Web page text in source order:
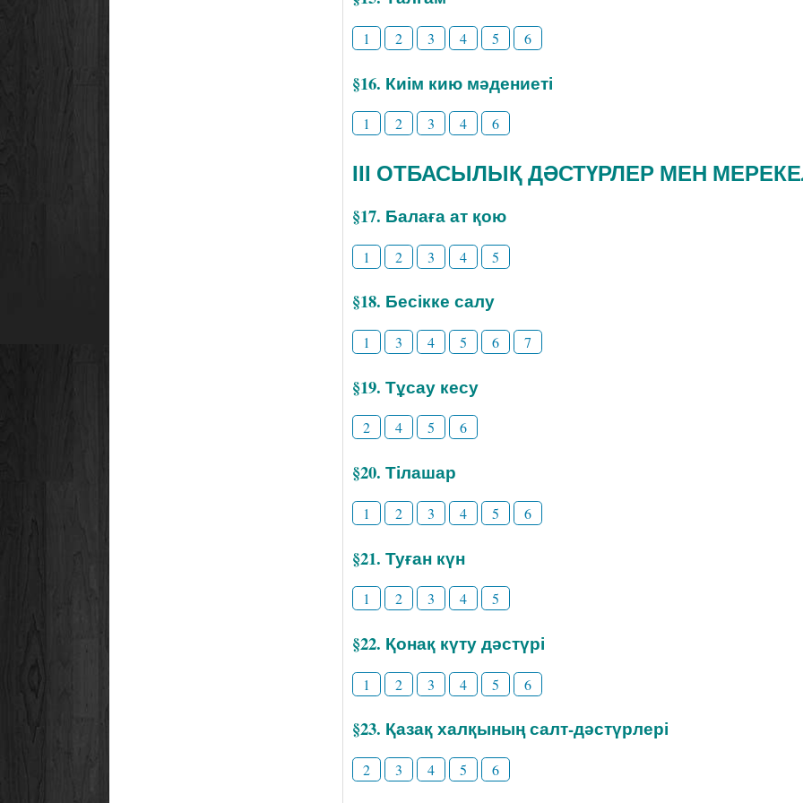
1 2 3 4 5 6
§16. Киім кию мәдениеті
1 2 3 4 6
ІІІ ОТБАСЫЛЫҚ ДӘСТҮРЛЕР МЕН
§17. Балаға ат қою
1 2 3 4 5
§18. Бесікке салу
1 3 4 5 6 7
§19. Тұсау кесу
2 4 5 6
§20. Тілашар
1 2 3 4 5 6
§21. Туған күн
1 2 3 4 5
§22. Қонақ күту дәстүрі
1 2 3 4 5 6
§23. Қазақ халқының салт-дәстүрлері
2 3 4 5 6